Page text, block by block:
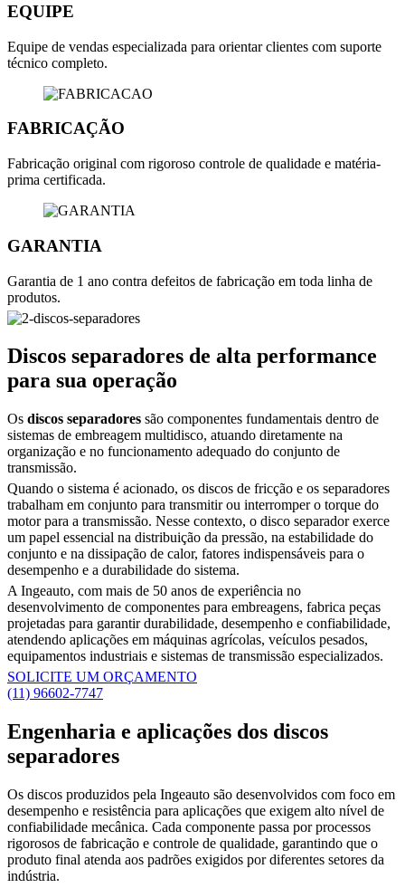
EQUIPE
Equipe de vendas especializada para orientar clientes com suporte
técnico completo.
FABRICAÇÃO
Fabricação original com rigoroso controle de qualidade e matéria-
prima certificada.
GARANTIA
Garantia de 1 ano contra defeitos de fabricação em toda linha de
produtos.
Discos separadores de alta performance
para sua operação
Os discos separadores são componentes fundamentais dentro de
sistemas de embreagem multidisco, atuando diretamente na
organização e no funcionamento adequado do conjunto de
transmissão.
Quando o sistema é acionado, os discos de fricção e os separadores
trabalham em conjunto para transmitir ou interromper o torque do
motor para a transmissão. Nesse contexto, o disco separador exerce
um papel essencial na distribuição da pressão, na estabilidade do
conjunto e na dissipação de calor, fatores indispensáveis para o
desempenho e a durabilidade do sistema.
A Ingeauto, com mais de 50 anos de experiência no
desenvolvimento de componentes para embreagens, fabrica peças
projetadas para garantir durabilidade, desempenho e confiabilidade,
atendendo aplicações em máquinas agrícolas, veículos pesados,
equipamentos industriais e sistemas de transmissão especializados.
SOLICITE UM ORÇAMENTO
(11) 96602-7747
Engenharia e aplicações dos discos
separadores
Os discos produzidos pela Ingeauto são desenvolvidos com foco em
desempenho e resistência para aplicações que exigem alto nível de
confiabilidade mecânica. Cada componente passa por processos
rigorosos de fabricação e controle de qualidade, garantindo que o
produto final atenda aos padrões exigidos por diferentes setores da
indústria.